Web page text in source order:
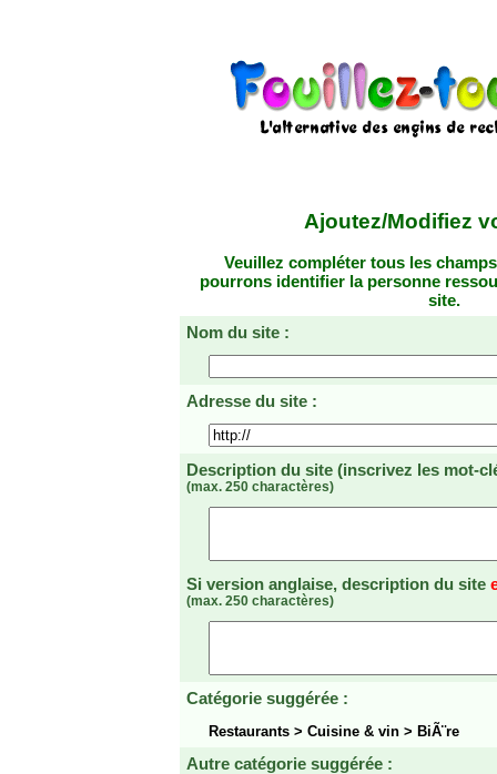
Ajoutez/Modifiez
Veuillez compléter tous les
pourrons identifier la personne
site.
Nom du site :
Adresse du site :
Description du site (inscrivez les mot-
(max. 250 charactères)
Si version anglaise, description du site
(max. 250 charactères)
Catégorie suggérée :
Restaurants > Cuisine & vin > BiÃ¨re
Autre catégorie suggérée :